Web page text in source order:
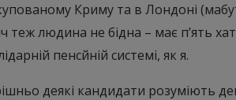
Криму та в Лондоні
теж людина не бідна – має п’ять
пенсйній системі, як я.
деякі кандидати розуміють